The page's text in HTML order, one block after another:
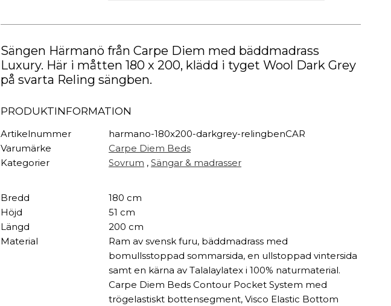
HALL
Galgar
Hallbänkar
Krokar
Sko- & hatthyllor
Miljögården Design
Möbelvård
Sängen Härmanö från Carpe Diem med bäddmadrass
Luxury. Här i måtten 180 x 200, klädd i tyget Wool Dark Grey
på svarta Reling sängben.
PRODUKTINFORMATION
Artikelnummer
harmano-180x200-darkgrey-relingbenCAR
Varumärke
Carpe Diem Beds
Kategorier
Sovrum ,Sängar & madrasser
Bredd
180 cm
Höjd
51 cm
Längd
200 cm
Material
Ram av svensk furu, bäddmadrass med
bomullsstoppad sommarsida, en ullstoppad vintersida
samt en kärna av Talalaylatex i 100% naturmaterial.
Carpe Diem Beds Contour Pocket System med
trögelastiskt bottensegment, Visco Elastic Bottom